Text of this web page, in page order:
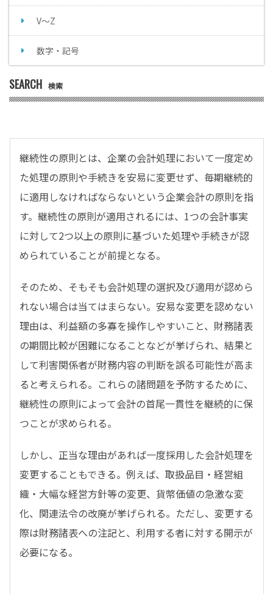
V～Z
数字・記号
SEARCH 検索
継続性の原則とは、企業の会計処理において一度定め
た処理の原則や手続きを安易に変更せず、毎期継続的
に適用しなければならないという企業会計の原則を指
す。継続性の原則が適用されるには、1つの会計事実
に対して2つ以上の原則に基づいた処理や手続きが認
められていることが前提となる。
そのため、そもそも会計処理の選択及び適用が認めら
れない場合は当てはまらない。安易な変更を認めない
理由は、利益額の多寡を操作しやすいこと、財務諸表
の期間比較が困難になることなどが挙げられ、結果と
して利害関係者が財務内容の判断を誤る可能性が高ま
ると考えられる。これらの諸問題を予防するために、
継続性の原則によって会計の首尾一貫性を継続的に保
つことが求められる。
しかし、正当な理由があれば一度採用した会計処理を
変更することもできる。例えば、取扱品目・経営組
織・大幅な経営方針等の変更、貨幣価値の急激な変
化、関連法令の改廃が挙げられる。ただし、変更する
際は財務諸表への注記と、利用する者に対する開示が
必要になる。